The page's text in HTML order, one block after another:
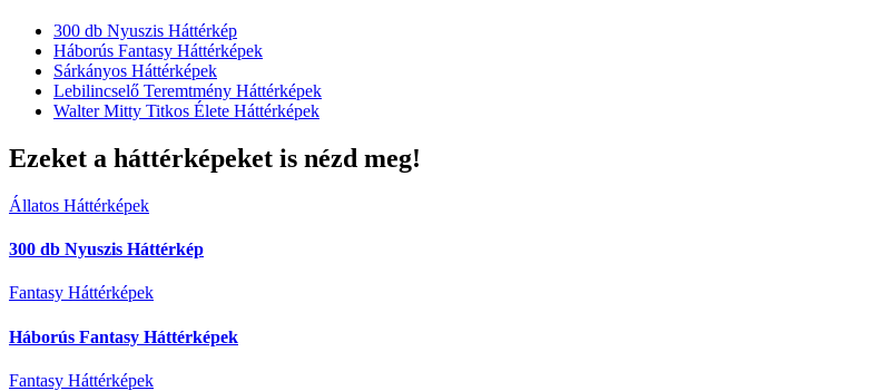
300 db Nyuszis Háttérkép
Háborús Fantasy Háttérképek
Sárkányos Háttérképek
Lebilincselő Teremtmény Háttérképek
Walter Mitty Titkos Élete Háttérképek
Ezeket a háttérképeket is nézd meg!
Állatos Háttérképek
300 db Nyuszis Háttérkép
Fantasy Háttérképek
Háborús Fantasy Háttérképek
Fantasy Háttérképek